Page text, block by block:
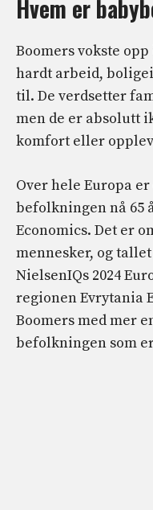
Hvem er
Boomers vokste
hardt arbeid,
til. De verdsetter
men de er absolutt
komfort eller
Over hele Europa
befolkningen nå 65
Economics. Det er
mennesker, og
NielsenIQs 2024
regionen Evrytania
Boomers med mer
befolkningen som